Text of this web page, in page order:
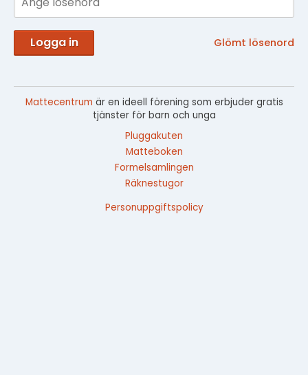
Logga in Glömt lösenord
Mattecentrum är en ideell förening som erbjuder gratis
tjänster för barn och unga
Pluggakuten
Matteboken
Formelsamlingen
Räknestugor
Personuppgiftspolicy